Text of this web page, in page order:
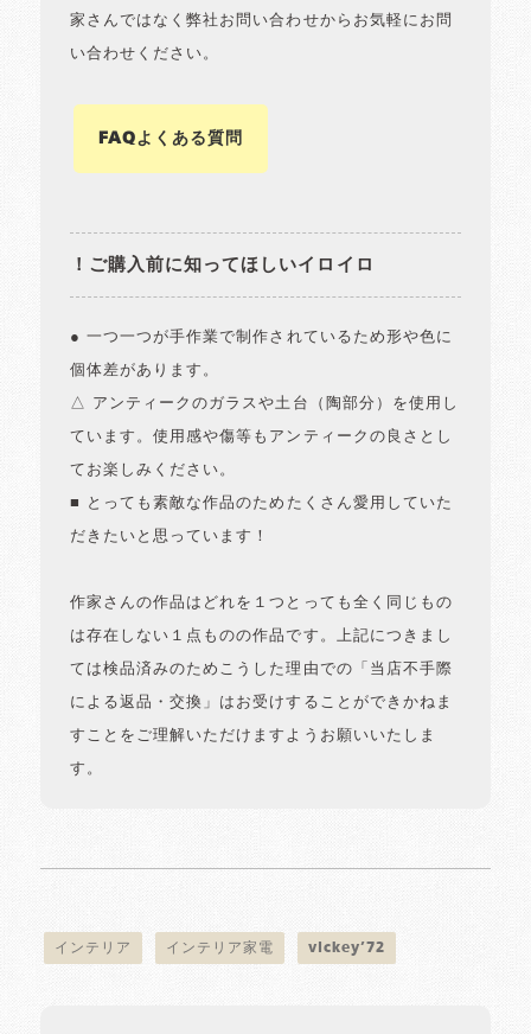
家さんではなく弊社お問い合わせからお気軽にお問
い合わせください。
FAQよくある質問
！ご購入前に知ってほしいイロイロ
● 一つ一つが手作業で制作されているため形や色に
個体差があります。
△ アンティークのガラスや土台（陶部分）を使用し
ています。使用感や傷等もアンティークの良さとし
てお楽しみください。
■ とっても素敵な作品のためたくさん愛用していた
だきたいと思っています！
作家さんの作品はどれを１つとっても全く同じもの
は存在しない１点ものの作品です。上記につきまし
ては検品済みのためこうした理由での「当店不手際
による返品・交換」はお受けすることができかねま
すことをご理解いただけますようお願いいたしま
す。
インテリア インテリア家電 vickey’72